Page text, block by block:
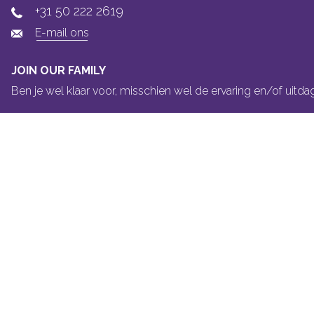
+31 50 222 2619
E-mail ons
JOIN OUR FAMILY
Ben je wel klaar voor, misschien wel de ervaring en/of